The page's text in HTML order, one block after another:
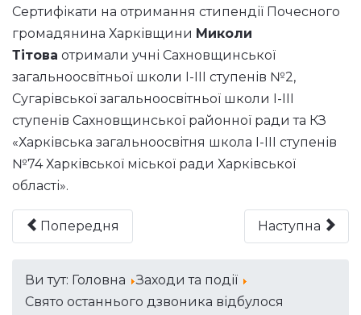
Сертифікати на отримання стипендії Почесного
громадянина Харківщини Миколи
Тітова отримали учні Сахновщинської
загальноосвітньої школи I-III ступенів №2,
Сугарівської загальноосвітньої школи I-III
ступенів Сахновщинської районної ради та КЗ
«Харківська загальноосвітня школа I-III ступенів
№74 Харківської міської ради Харківської
області».
Попередня Наступна
Ви тут: Головна
Заходи та події
Свято останнього дзвоника відбулося